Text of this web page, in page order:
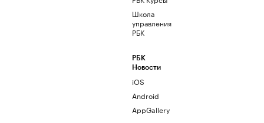
Школа
управления
РБК
РБК
Новости
iOS
Android
AppGallery